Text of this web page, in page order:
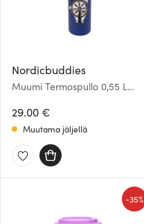
Nordicbuddies
Muumi Termospullo 0,55 L
29.00 €
Muutama jäljellä
-35%